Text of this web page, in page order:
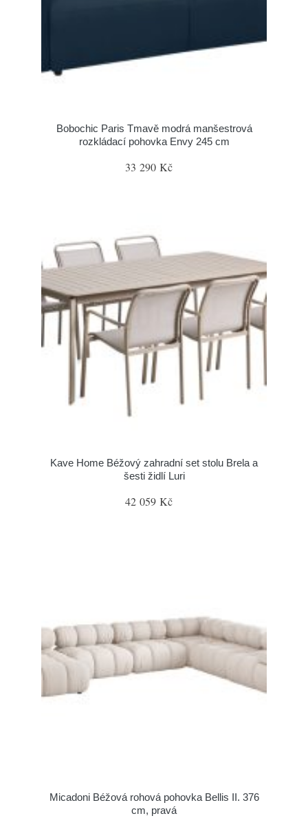
Bobochic Paris Tmavě modrá manšestrová
rozkládací pohovka Envy 245 cm
33 290 Kč
Kave Home Béžový zahradní set stolu Brela a
šesti židlí Luri
42 059 Kč
Micadoni Béžová rohová pohovka Bellis II. 376
cm, pravá